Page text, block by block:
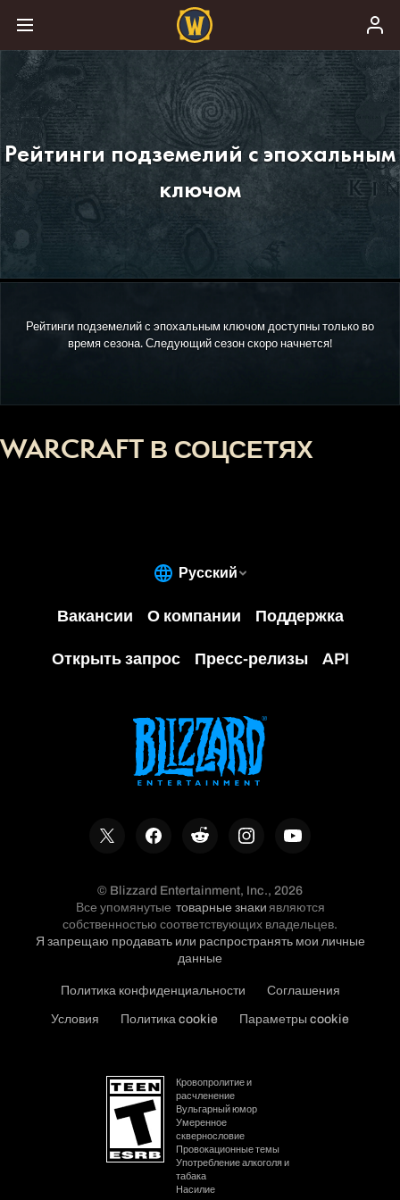
Рейтинги подземелий с эпохальным
ключом
Рейтинги подземелий с эпохальным ключом доступны только во
время сезона. Следующий сезон скоро начнется!
WARCRAFT В СОЦСЕТЯХ